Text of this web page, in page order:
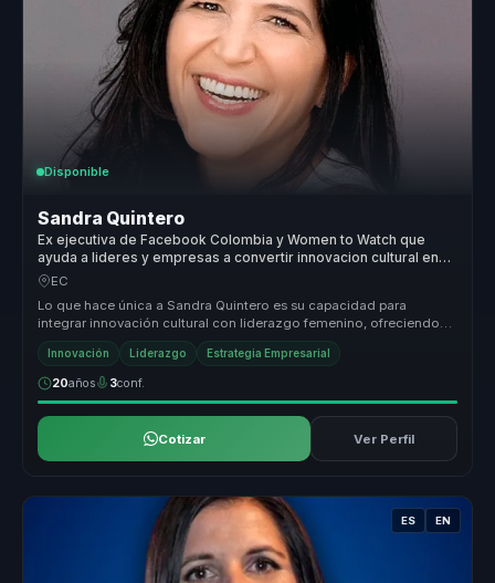
Disponible
Sandra Quintero
Ex ejecutiva de Facebook Colombia y Women to Watch que
ayuda a lideres y empresas a convertir innovacion cultural en
crecimiento, liderazgo y transformacion.
EC
Lo que hace única a Sandra Quintero es su capacidad para
integrar innovación cultural con liderazgo femenino, ofreciendo
un enfoque que n...
Innovación Liderazgo Estrategia Empresarial
20años 3conf.
Cotizar Ver Perfil
ES EN